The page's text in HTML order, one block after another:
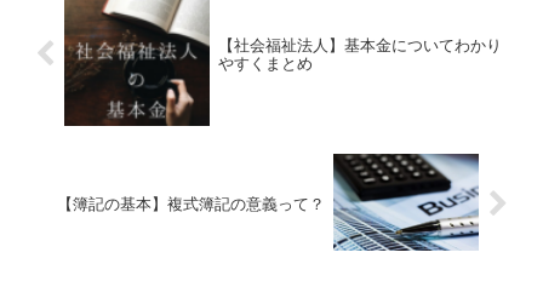
【社会福祉法人】基本金についてわかり
やすくまとめ
【簿記の基本】複式簿記の意義って？